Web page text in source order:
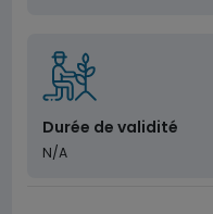
Durée de validité
N/A